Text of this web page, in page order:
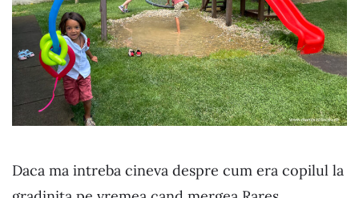
Daca ma intreba cineva despre cum era copilul la